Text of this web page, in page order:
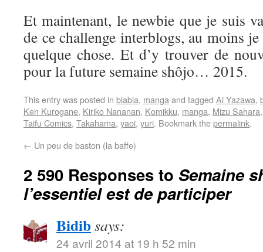
Et maintenant, le newbie que je suis
de ce challenge interblogs, au moins
quelque chose. Et d’y trouver de
pour la future semaine shôjo… 2015.
This entry was posted in blabla, mangaand tagged Ai Yazawa,
Ken Kurogane, Kiriko Nananan, Komikku, manga, Mizu Sahara
Taifu Comics, Takahama, yaoi, yuri. Bookmark thepermalink.
← Un peu de baston (la baffe)
2 590 Responses to Semaine
l’essentiel est de participer
Bidibsays:
24 avril 2014 at 19 h 52 min